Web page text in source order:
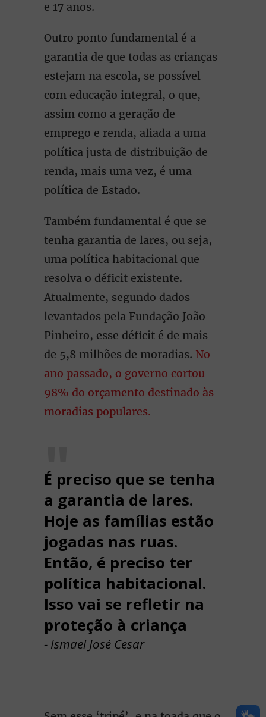
e 17 anos.
Outro ponto fundamental é a
garantia de que todas as crianças
estejam na escola, se possível
com educação integral, o que,
assim como a geração de
emprego e renda, aliada a uma
política justa de distribuição de
renda, mais uma vez, é uma
política de Estado.
Também fundamental é que se
tenha garantia de lares, ou seja,
uma política habitacional que
resolva o déficit existente.
Atualmente, segundo dados
levantados pela Fundação João
Pinheiro, esse déficit é de mais
de 5,8 milhões de moradias. No
ano passado, o governo cortou
98% do orçamento destinado às
moradias populares.
É preciso que se tenha
a garantia de lares.
Hoje as famílias estão
jogadas nas ruas.
Então, é preciso ter
política habitacional.
Isso vai se refletir na
proteção à criança
- Ismael José Cesar